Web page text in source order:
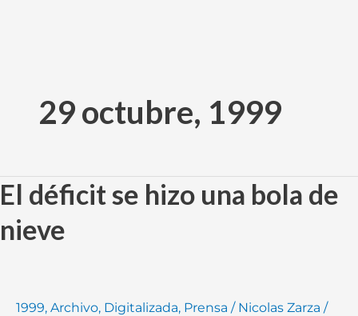
contenido29 octubre, 1999
El déficit se hizo una bola de
nieve
1999, Archivo, Digitalizada, Prensa / Nicolas Zarza /
El
déficit
se